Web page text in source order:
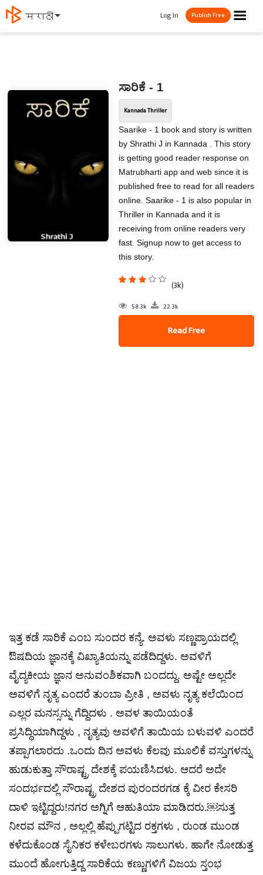
मराठी ☰
Log In Publish Free
ಸಾರಿಕೆ - 1
Kannada Thriller
Saarike - 1 book and story is written
by Shrathi J in Kannada . This story
is getting good reader response on
Matrubharti app and web since it is
published free to read for all readers
online. Saarike - 1 is also popular in
Thriller in Kannada and it is
receiving from online readers very
fast. Signup now to get access to
this story.
(3k)
58.3k 22.3k
Read Free
ಇತ್ತ ಕಡೆ ಸಾರಿಕೆ ಎಂಬ ಸುಂದರ ಕನ್ಯೆ. ಅವಳು ಸಣ್ಣಪ್ರಾಯದಲ್ಲಿ
ಔಷದಿಯ ಜ್ಞಾನಕ್ಕೆ ವಿಖ್ಯಾತಿಯನ್ನು ಪಡೆದಿದ್ದಳು. ಅವಳಿಗೆ
ವೈದ್ಯಕೀಯ ಜ್ಞಾನ ಅನುವಂಶಿಕವಾಗಿ ಬಂದದ್ದು. ಅಷ್ಟೇ ಅಲ್ಲದೇ
ಅವಳಿಗೆ ನೃತ್ಯ ಎಂದರೆ ತುಂಬಾ ಪ್ರೀತಿ , ಅವಳು ನೃತ್ಯ ಕಲೆಯಿಂದ
ಎಲ್ಲರ ಮನಸ್ಸನ್ನು ಗೆದ್ದಿದಳು . ಅವಳ ತಾಯಿಯಂತೆ
ಪ್ರಸಿದ್ಧಿಯಾಗಿದ್ದಳು , ನೃತ್ಯವು ಅವಳಿಗೆ ತಾಯಿಯ ಬಳುವಳಿ ಎಂದರೆ
ತಪ್ಪಾಗಲಾರದು .ಒಂದು ದಿನ ಅವಳು ಕೆಲವು ಮೂಲಿಕೆ ವಸ್ತುಗಳನ್ನು
ಹುಡುಕುತ್ತಾ ಸೌರಾಷ್ಟ್ರ ದೇಶಕ್ಕೆ ಪಯಣಿಸಿದಳು. ಆದರೆ ಅದೇ
ಸಂದರ್ಭದಲ್ಲಿ ಸೌರಾಷ್ಟ್ರ ದೇಶದ ಪುರಂದರಗಡ ಕ್ಕೆ ವೀರ ಕೇಸರಿ
ದಾಳಿ ಇಟ್ಟಿದ್ದರು!ನಗರ ಅಗ್ನಿಗೆ ಆಹುತಿಯಾ ಮಾಡಿದರು.￼ಸುತ್ತ
ನೀರವ ಮೌನ , ಅಲ್ಲಲ್ಲಿ ಹೆಪ್ಪುಗಟ್ಟಿದ ರಕ್ತಗಳು , ರುಂಡ ಮುಂಡ
ಕಳೆದುಕೊಂಡ ಸೈನಿಕರ ಕಳೇಬರಗಳು ಸಾಲುಗಳು. ಹಾಗೇ ನೋಡುತ್ತ
ಮುಂದೆ ಹೋಗುತ್ತಿದ್ದ ಸಾರಿಕೆಯ ಕಣ್ಣುಗಳಿಗೆ ವಿಜಯ ಸ್ತಂಭ